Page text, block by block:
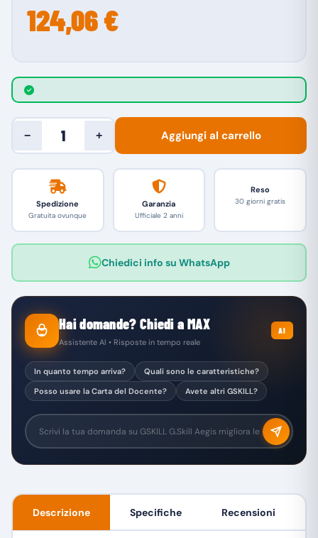
124,06 €
− + Aggiungi al carrello
Spedizione
Gratuita ovunque
Garanzia
Ufficiale 2 anni
Reso
30 giorni gratis
Chiedici info su WhatsApp
Hai domande? Chiedi a MAX
Assistente AI • Risposte in tempo reale
AI
In quanto tempo arriva?
Quali sono le caratteristiche?
Posso usare la Carta del Docente?
Avete altri GSKILL?
Descrizione Specifiche Recensioni